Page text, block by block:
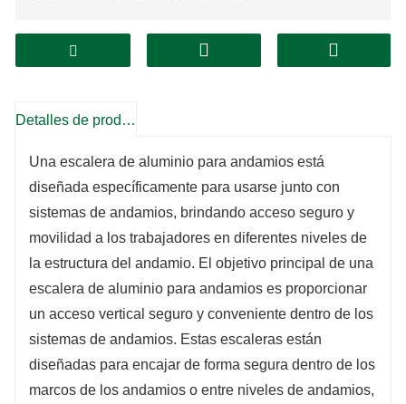
Detalles de producto
Una escalera de aluminio para andamios está
diseñada específicamente para usarse junto con
sistemas de andamios, brindando acceso seguro y
movilidad a los trabajadores en diferentes niveles de
la estructura del andamio. El objetivo principal de una
escalera de aluminio para andamios es proporcionar
un acceso vertical seguro y conveniente dentro de los
sistemas de andamios. Estas escaleras están
diseñadas para encajar de forma segura dentro de los
marcos de los andamios o entre niveles de andamios,